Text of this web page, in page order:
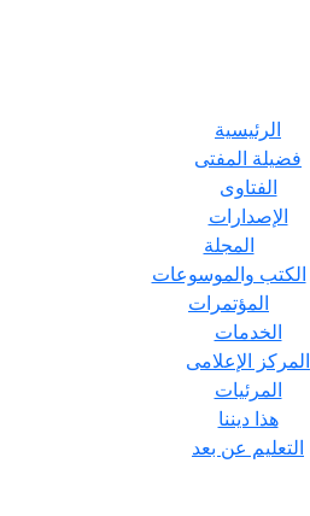
الرئيسية
فضيلة المفتى
الفتاوى
الإصدارات
المجلة
الكتب والموسوعات
المؤتمرات
الخدمات
المركز الإعلامى
المرئيات
هذا ديننا
التعليم عن بعد